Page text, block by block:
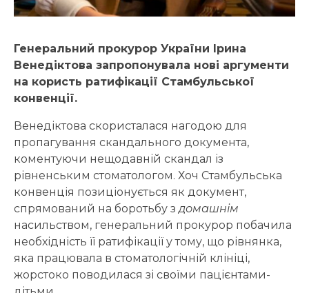
Генеральний прокурор України Ірина
Венедіктова запропонувала нові аргументи
на користь ратифікації Стамбульської
конвенції.
Венедіктова скористалася нагодою для
пропагування скандального документа,
коментуючи нещодавній скандал із
рівненським стоматологом. Хоч Стамбульська
конвенція позиціонується як документ,
спрямований на боротьбу з домашнім
насильством, генеральний прокурор побачила
необхідність її ратифікації у тому, що рівнянка,
яка працювала в стоматологічній клініці,
жорстоко поводилася зі своїми пацієнтами-